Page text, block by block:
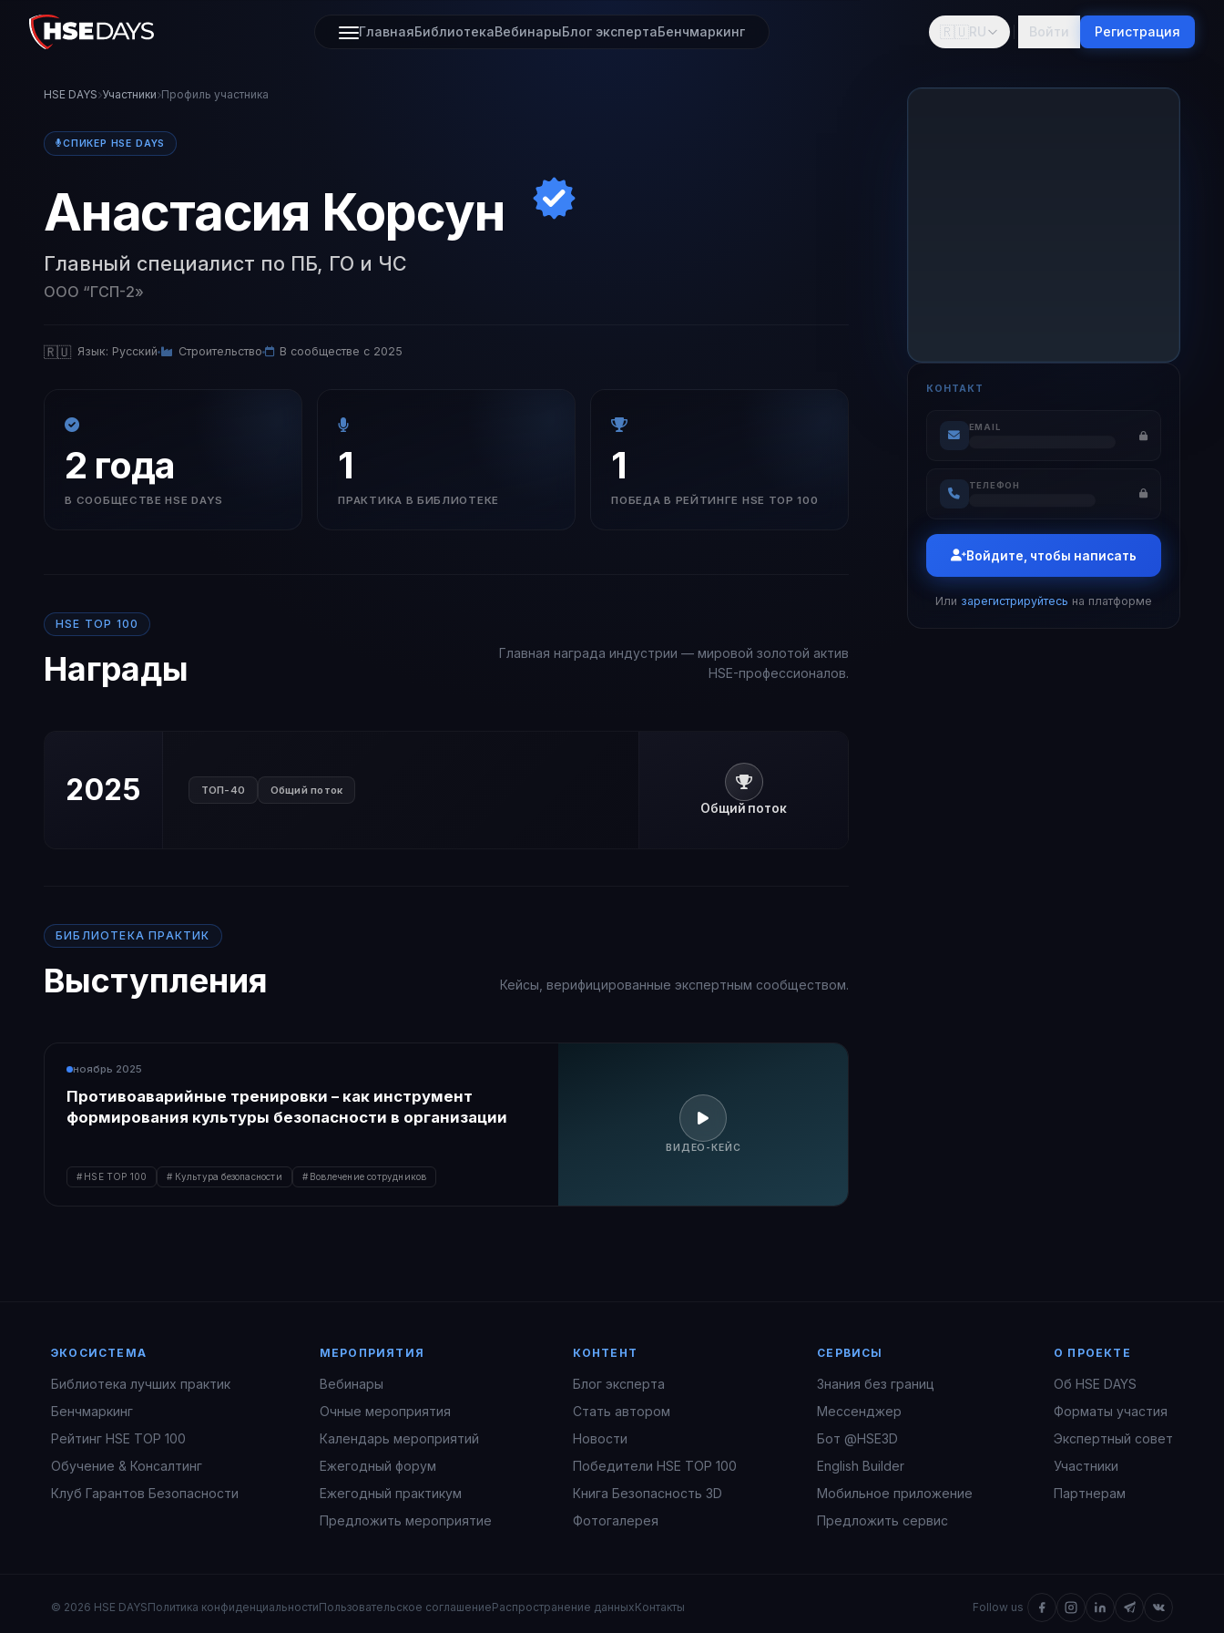
ГлавнаяБиблиотекаВебинарыБлог экспертаБенчмаркинг 🇷🇺RU Войти Регистрация
HSE DAYS Участники Профиль участника
СПИКЕР HSE DAYS
Анастасия Корсун
Главный специалист по ПБ, ГО и ЧС
ООО “ГСП-2»
🇷🇺 Язык: Русский Строительство В сообществе с 2025
2 года
В СООБЩЕСТВЕ HSE DAYS
1
ПРАКТИКА В БИБЛИОТЕКЕ
1
ПОБЕДА В РЕЙТИНГЕ HSE TOP 100
HSE TOP 100
Награды
Главная награда индустрии — мировой золотой актив
HSE-профессионалов.
2025 ТОП-40 Общий поток
Общий поток
БИБЛИОТЕКА ПРАКТИК
Выступления Кейсы, верифицированные экспертным сообществом.
ноябрь 2025
Противоаварийные тренировки – как инструмент
формирования культуры безопасности в организации
HSE TOP 100 Культура безопасности Вовлечение сотрудников
ВИДЕО-КЕЙС
КОНТАКТ
EMAIL
ТЕЛЕФОН
Войдите, чтобы написать
Или зарегистрируйтесь на платформе
ЭКОСИСТЕМА
Библиотека лучших практик
Бенчмаркинг
Рейтинг HSE TOP 100
Обучение & Консалтинг
Клуб Гарантов Безопасности
МЕРОПРИЯТИЯ
Вебинары
Очные мероприятия
Календарь мероприятий
Ежегодный форум
Ежегодный практикум
Предложить мероприятие
КОНТЕНТ
Блог эксперта
Стать автором
Новости
Победители HSE TOP 100
Книга Безопасность 3D
Фотогалерея
СЕРВИСЫ
Знания без границ
Мессенджер
Бот @HSE3D
English Builder
Мобильное приложение
Предложить сервис
О ПРОЕКТЕ
Об HSE DAYS
Форматы участия
Экспертный совет
Участники
Партнерам
© 2026 HSE DAYSПолитика конфиденциальностиПользовательское соглашениеРаспространение данныхКонтакты Follow us